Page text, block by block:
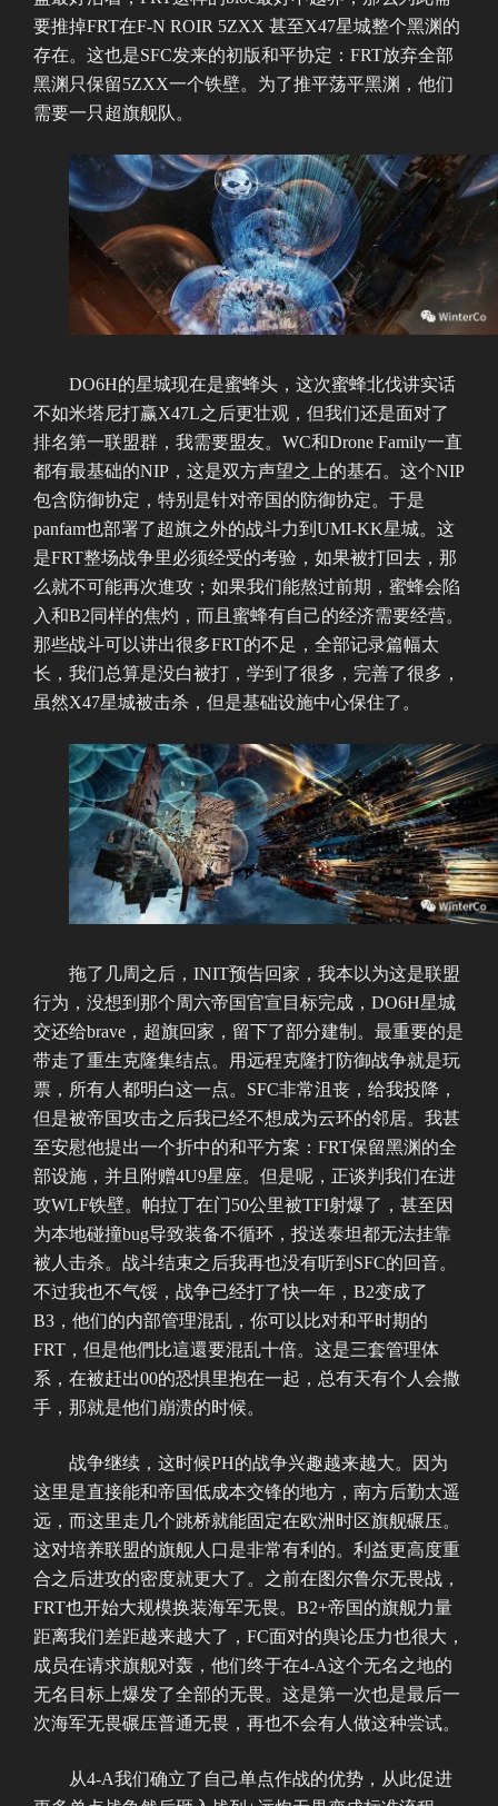
要推掉FRT在F-N ROIR 5ZXX 甚至X47星城整个黑渊的
存在。这也是SFC发来的初版和平协定：FRT放弃全部
黑渊只保留5ZXX一个铁壁。为了推平荡平黑渊，他们
需要一只超旗舰队。
DO6H的星城现在是蜜蜂头，这次蜜蜂北伐讲实话
不如米塔尼打赢X47L之后更壮观，但我们还是面对了
排名第一联盟群，我需要盟友。WC和Drone Family一直
都有最基础的NIP，这是双方声望之上的基石。这个NIP
包含防御协定，特别是针对帝国的防御协定。于是
panfam也部署了超旗之外的战斗力到UMI-KK星城。这
是FRT整场战争里必须经受的考验，如果被打回去，那
么就不可能再次進攻；如果我们能熬过前期，蜜蜂会陷
入和B2同样的焦灼，而且蜜蜂有自己的经济需要经营。
那些战斗可以讲出很多FRT的不足，全部记录篇幅太
长，我们总算是没白被打，学到了很多，完善了很多，
虽然X47星城被击杀，但是基础设施中心保住了。
拖了几周之后，INIT预告回家，我本以为这是联盟
行为，没想到那个周六帝国官宣目标完成，DO6H星城
交还给brave，超旗回家，留下了部分建制。最重要的是
带走了重生克隆集结点。用远程克隆打防御战争就是玩
票，所有人都明白这一点。SFC非常沮丧，给我投降，
但是被帝国攻击之后我已经不想成为云环的邻居。我甚
至安慰他提出一个折中的和平方案：FRT保留黑渊的全
部设施，并且附赠4U9星座。但是呢，正谈判我们在进
攻WLF铁壁。帕拉丁在门50公里被TFI射爆了，甚至因
为本地碰撞bug导致装备不循环，投送泰坦都无法挂靠
被人击杀。战斗结束之后我再也没有听到SFC的回音。
不过我也不气馁，战争已经打了快一年，B2变成了
B3，他们的内部管理混乱，你可以比对和平时期的
FRT，但是他們比這還要混乱十倍。这是三套管理体
系，在被赶出00的恐惧里抱在一起，总有天有个人会撒
手，那就是他们崩溃的时候。
战争继续，这时候PH的战争兴趣越来越大。因为
这里是直接能和帝国低成本交锋的地方，南方后勤太遥
远，而这里走几个跳桥就能固定在欧洲时区旗舰碾压。
这对培养联盟的旗舰人口是非常有利的。利益更高度重
合之后进攻的密度就更大了。之前在图尔鲁尔无畏战，
FRT也开始大规模换装海军无畏。B2+帝国的旗舰力量
距离我们差距越来越大了，FC面对的舆论压力也很大，
成员在请求旗舰对轰，他们终于在4-A这个无名之地的
无名目标上爆发了全部的无畏。这是第一次也是最后一
次海军无畏碾压普通无畏，再也不会有人做这种尝试。
从4-A我们确立了自己单点作战的优势，从此促进